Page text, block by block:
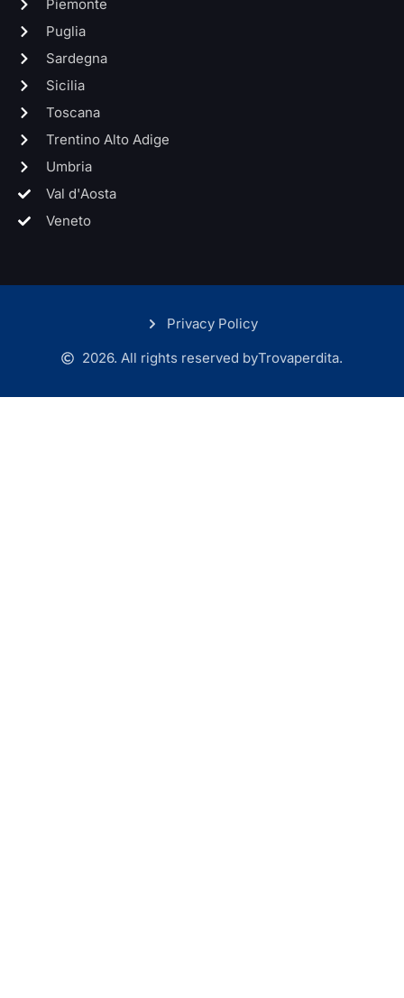
Piemonte
Puglia
Sardegna
Sicilia
Toscana
Trentino Alto Adige
Umbria
Val d'Aosta
Veneto
Privacy Policy
2026. All rights reserved byTrovaperdita.